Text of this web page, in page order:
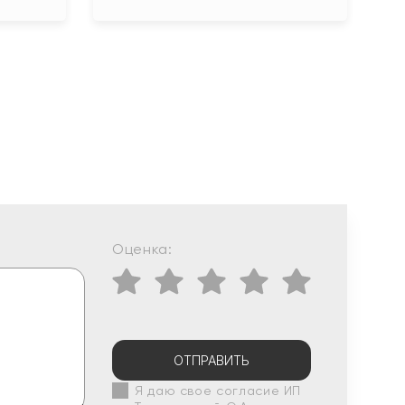
Оценка:
ОТПРАВИТЬ
Я даю свое согласие ИП